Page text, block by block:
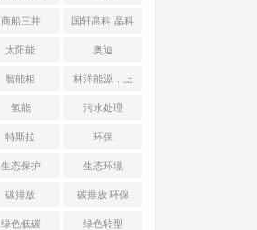
商船三井 国轩高科 晶科
能源 光伏+储能
太阳能 奥迪
智能柜 林洋能源，上
海舜华新能源
氢能 污水处理
特斯拉 环保
生态保护 生态环境
碳排放 碳排放 环保
绿色低碳 绿色转型